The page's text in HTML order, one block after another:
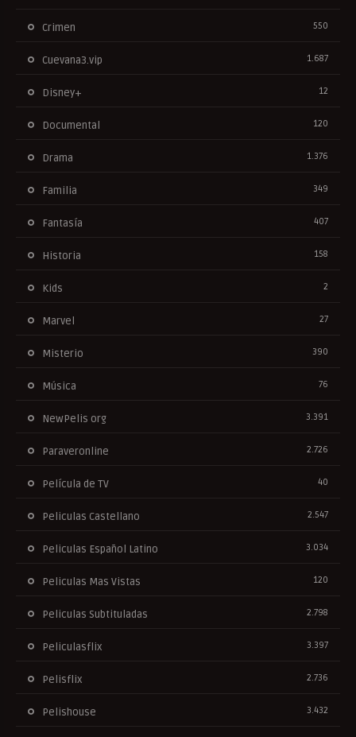
Crimen 550
Cuevana3.vip 1.687
Disney+ 12
Documental 120
Drama 1.376
Familia 349
Fantasía 407
Historia 158
Kids 2
Marvel 27
Misterio 390
Música 76
NewPelis org 3.391
Paraveronline 2.726
Película de TV 40
Peliculas Castellano 2.547
Peliculas Español Latino 3.034
Peliculas Mas Vistas 120
Peliculas Subtituladas 2.798
Peliculasflix 3.397
Pelisflix 2.736
Pelishouse 3.432